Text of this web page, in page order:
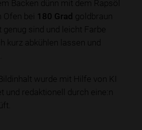
Backen dünn mit dem Rapsöl
bei 180 Grad goldbraun
sind und leicht Farbe
kurz abkühlen lassen und
wurde mit Hilfe von KI
und redaktionell durch eine:n